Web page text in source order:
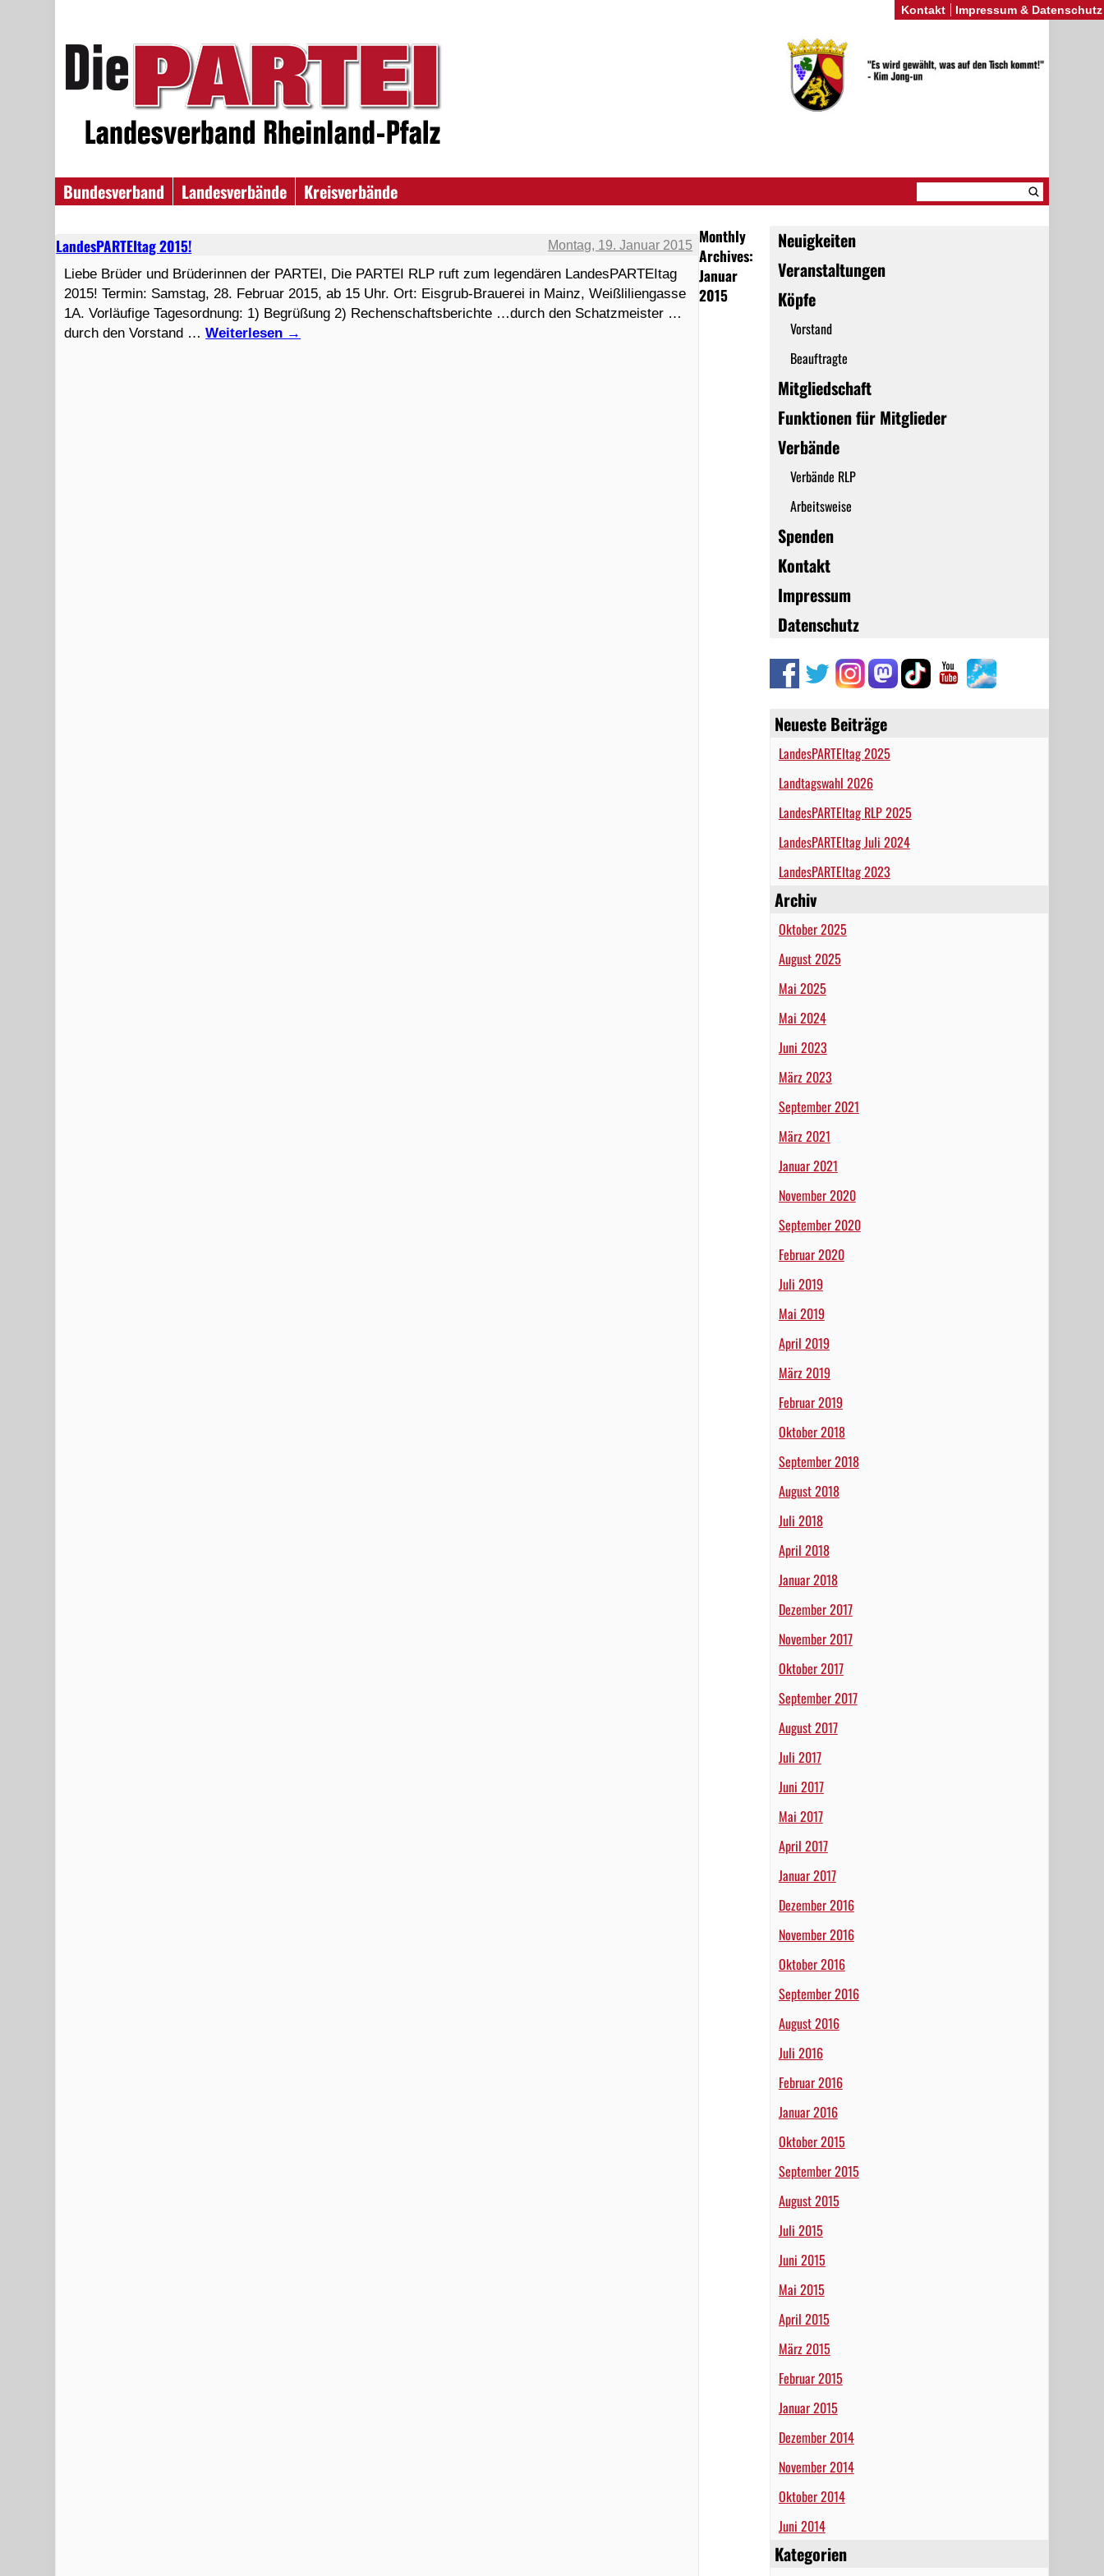
Bundesverband Landesverbände
Kreisverbände
Neuigkeiten
Veranstaltungen
Köpfe
Vorstand
Beauftragte
Mitgliedschaft
Funktionen für Mitglieder
Verbände
Verbände RLP
Arbeitsweise
Spenden
Kontakt
Impressum
Datenschutz
Neueste Beiträge
LandesPARTEItag 2025
Landtagswahl 2026
LandesPARTEItag RLP 2025
LandesPARTEItag Juli 2024
LandesPARTEItag 2023
Archiv
Oktober 2025
August 2025
Mai 2025
Mai 2024
Juni 2023
März 2023
September 2021
März 2021
Januar 2021
November 2020
September 2020
Februar 2020
Juli 2019
Mai 2019
April 2019
März 2019
Februar 2019
Oktober 2018
September 2018
August 2018
Juli 2018
April 2018
Januar 2018
Dezember 2017
November 2017
Oktober 2017
September 2017
August 2017
Juli 2017
Juni 2017
Mai 2017
April 2017
Januar 2017
Dezember 2016
November 2016
Oktober 2016
September 2016
August 2016
Juli 2016
Februar 2016
Januar 2016
Oktober 2015
September 2015
August 2015
Juli 2015
Juni 2015
Mai 2015
April 2015
März 2015
Februar 2015
Januar 2015
Dezember 2014
November 2014
Oktober 2014
Juni 2014
Kategorien
Monthly
Archives:
Januar
2015
LandesPARTEItag 2015! Montag, 19. Januar 2015
Liebe Brüder und Brüderinnen der PARTEI, Die PARTEI RLP ruft zum legendären LandesPARTEItag
2015! Termin: Samstag, 28. Februar 2015, ab 15 Uhr. Ort: Eisgrub-Brauerei in Mainz, Weißliliengasse
1A. Vorläufige Tagesordnung: 1) Begrüßung 2) Rechenschaftsberichte …durch den Schatzmeister …
durch den Vorstand …Weiterlesen →
Kontakt Impressum & Datenschutz